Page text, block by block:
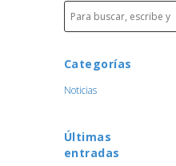
Categorías
Noticias
Últimas
entradas